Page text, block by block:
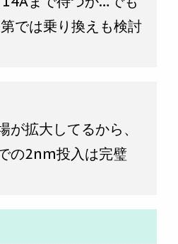
では乗り換えも検討
が拡大してるから、
の2nm投入は完璧